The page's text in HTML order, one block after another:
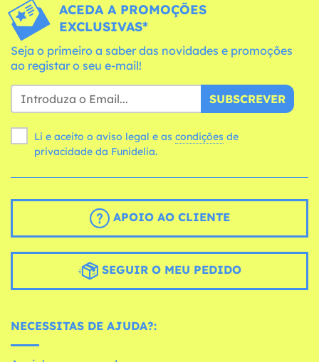
ACEDA A PROMOÇÕES
EXCLUSIVAS*
Seja o primeiro a saber das novidades e promoções
ao registar o seu e-mail!
SUBSCREVER
Li e aceito o aviso legal e as condições
privacidade da Funidelia.
APOIO AO CLIENTE
SEGUIR O MEU PEDIDO
NECESSITAS DE AJUDA?: